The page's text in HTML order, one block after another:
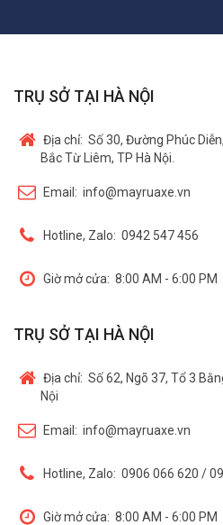
TRỤ SỞ TẠI HÀ NỘI
Địa chỉ: Số 30, Đường Phúc
Bắc Từ Liêm, TP Hà Nội.
Email: info@mayruaxe.vn
Hotline, Zalo: 0942 547 456
Giờ mở cửa: 8:00 AM - 6:00 PM
TRỤ SỞ TẠI HÀ NỘI
Địa chỉ: Số 62, Ngõ 37, Tổ 3
Nội
Email: info@mayruaxe.vn
Hotline, Zalo: 0906 066 620 /
Giờ mở cửa: 8:00 AM - 6:00 PM